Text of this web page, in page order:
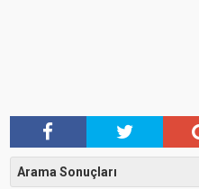
Arama Sonuçları